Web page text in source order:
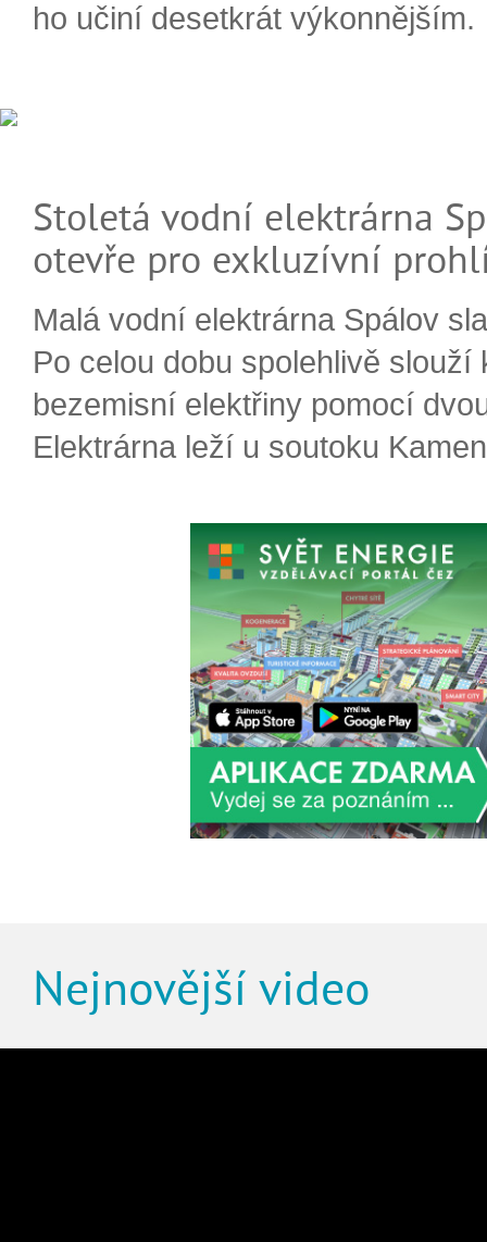
ho učiní desetkrát výkonnějším.
Stoletá vodní elektrárna
otevře pro exkluzívní
Malá vodní elektrárna Spálov
Po celou dobu spolehlivě slouží
bezemisní elektřiny pomocí
Elektrárna leží u soutoku
Nejnovější video